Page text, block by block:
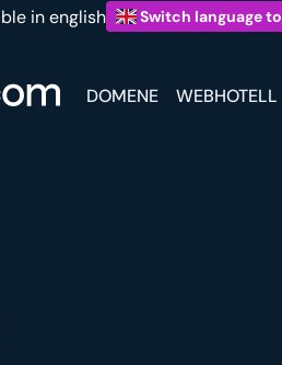
in english Switch language
DOMENE WEBHOTELL